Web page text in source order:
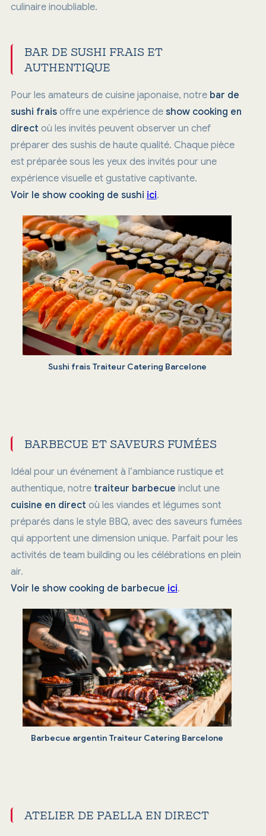
culinaire inoubliable.
BAR DE SUSHI FRAIS ET
AUTHENTIQUE
Pour les amateurs de cuisine japonaise, notre bar de
sushi fraisoffre une expérience de show cooking en
direct où les invités peuvent observer un chef
préparer des sushis de haute qualité. Chaque pièce
est préparée sous les yeux des invités pour une
expérience visuelle et gustative captivante.
Voir le show cooking de sushi ici.
Sushi frais Traiteur Catering Barcelone
BARBECUE ET SAVEURS FUMÉES
Idéal pour un événement à l’ambiance rustique et
authentique, notre traiteur barbecue inclut une
cuisine en direct où les viandes et légumes sont
préparés dans le style BBQ, avec des saveurs fumées
qui apportent une dimension unique. Parfait pour les
activités de team building ou les célébrations en plein
air.
Voir le show cooking de barbecue ici.
Barbecue argentin Traiteur Catering Barcelone
ATELIER DE PAELLA EN DIRECT